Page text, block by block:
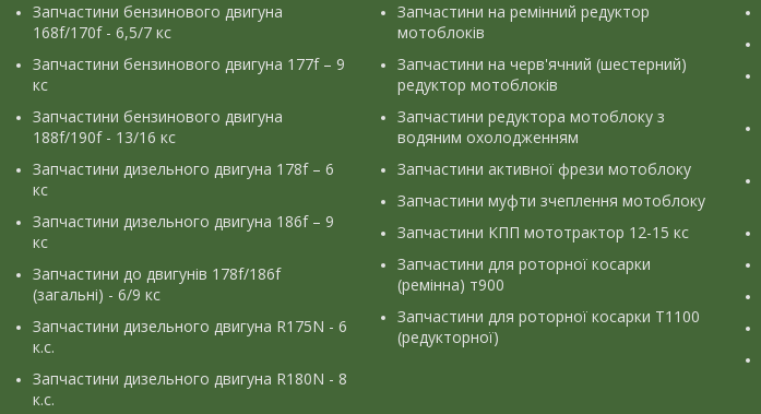
Запчастини бензинового двигуна
168f/170f - 6,5/7 кс
Запчастини бензинового двигуна 177f – 9
кс
Запчастини бензинового двигуна
188f/190f - 13/16 кс
Запчастини дизельного двигуна 178f – 6
кс
Запчастини дизельного двигуна 186f – 9
кс
Запчастини до двигунів 178f/186f
(загальні) - 6/9 кс
Запчастини дизельного двигуна R175N - 6
к.с.
Запчастини дизельного двигуна R180N - 8
к.с.
Запчастини на ремінний редуктор
мотоблоків
Запчастини на черв'ячний (шестерний)
редуктор мотоблоків
Запчастини редуктора мотоблоку з
водяним охолодженням
Запчастини активної фрези мотоблоку
Запчастини муфти зчеплення мотоблоку
Запчастини КПП мототрактор 12-15 кс
Запчастини для роторної косарки
(ремінна) т900
Запчастини для роторної косарки Т1100
(редукторної)